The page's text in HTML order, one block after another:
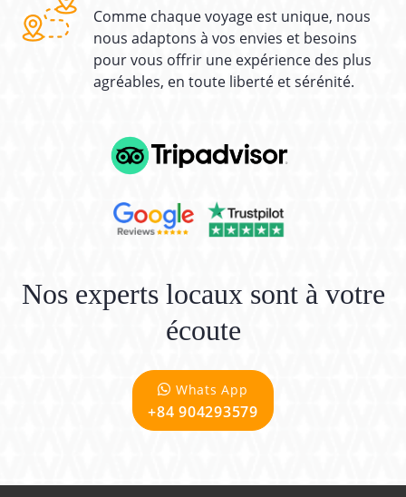
Comme chaque voyage est unique, nous
nous adaptons à vos envies et besoins
pour vous offrir une expérience des plus
agréables, en toute liberté et sérénité.
Nos experts locaux sont à votre
écoute
Whats App
+84 904293579